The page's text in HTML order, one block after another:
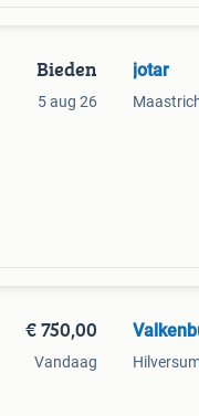
Bieden
5 aug 26
jotar
€ 750,00
Vandaag